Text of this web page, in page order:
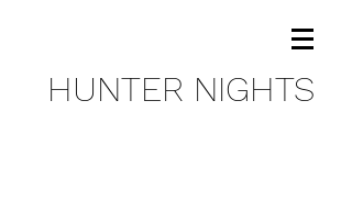
HUNTER NIGHTS